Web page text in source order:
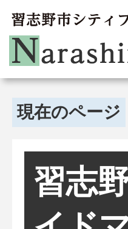
現在のページ
習志